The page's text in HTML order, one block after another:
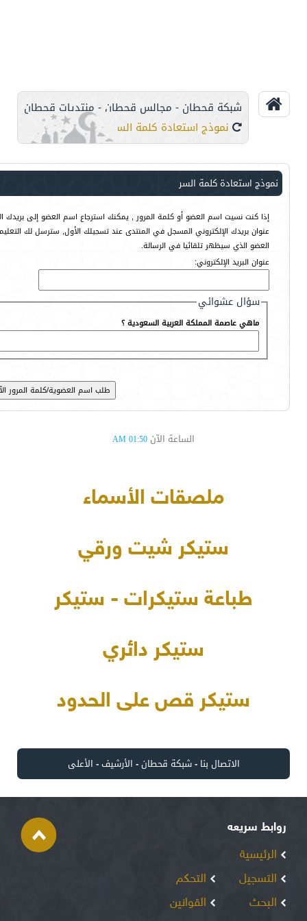
شبكة قحطان - مجالس قحطان - منتديات قحطان
نموذج استعادة كلمة السر
نموذج استعادة كلمة السر
إذا كنت نسيت اسم العضو أو كلمة المرور , يمكنك استرجاع اسم العضو إلى بريدك
عنوان بريدك الإلكتروني المسجل في المنتدى عند تسجيلك الأول, سترسل لك
العضو الذي سيظهر تلقائيا في الرسالة.
عنوان البريد الإلكتروني:
سؤال عشوائي
ماهي عاصمة المملكة العربية السعودية ؟
الساعة الآن 01:50 AM
ملصقات الأسماء
ستيكر شيت ورقي
طباعة ستيكرات - ستيكر
ستيكر دائري
ستيكر قص على الحدود
الاتصال بنا -شبكة قحطان- الأرشيف- الأعلى
روابط سريعه
الرئيسية
التسجيل
البحث
التحكم
القوانين